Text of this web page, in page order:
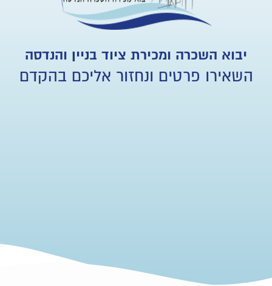
יבוא השכרה ומכירת ציוד בניין והנדסה
השאירו פרטים ונחזור אליכם בהקדם